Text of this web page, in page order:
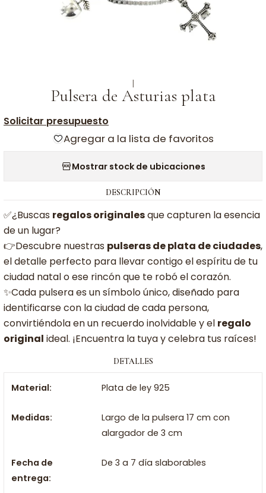
|
Pulsera de Asturias plata
Solicitar presupuesto
Agregar a la lista de favoritos
Mostrar stock de ubicaciones
DESCRIPCIÓN
✅¿Buscas regalos originalesque capturen la esencia
de un lugar?
👉Descubre nuestras pulseras de plata de ciudades,
el detalle perfecto para llevar contigo el espíritu de tu
ciudad natal o ese rincón que te robó el corazón.
✨Cada pulsera es un símbolo único, diseñado para
identificarse con la ciudad de cada persona,
convirtiéndola en un recuerdo inolvidable y el regalo
original ideal. ¡Encuentra la tuya y celebra tus raíces!
DETALLES
Material: Plata de ley 925
Medidas:
Largo de la pulsera 17 cm con
alargador de 3 cm
Fecha de
entrega:
De 3 a 7 día slaborables